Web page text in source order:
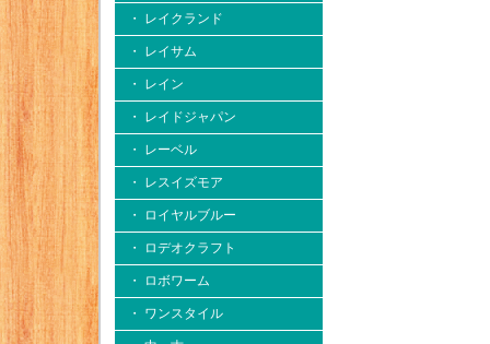
・ レイクランド
・ レイサム
・ レイン
・ レイドジャパン
・ レーベル
・ レスイズモア
・ ロイヤルブルー
・ ロデオクラフト
・ ロボワーム
・ ワンスタイル